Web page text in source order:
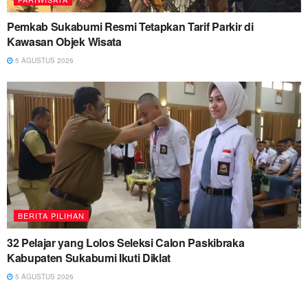
Pemkab Sukabumi Resmi Tetapkan Tarif Parkir di
Kawasan Objek Wisata
5 AGUSTUS 2026
BERITA PILIHAN
32 Pelajar yang Lolos Seleksi Calon Paskibraka
Kabupaten Sukabumi Ikuti Diklat
5 AGUSTUS 2026